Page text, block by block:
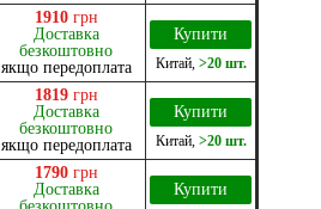
1910 грн
Доставка
безкоштовно
якщо передоплата
Купити
Китай, >20 шт.
1819 грн
Доставка
безкоштовно
якщо передоплата
Купити
Китай, >20 шт.
1790 грн
Доставка
безкоштовно
Купити